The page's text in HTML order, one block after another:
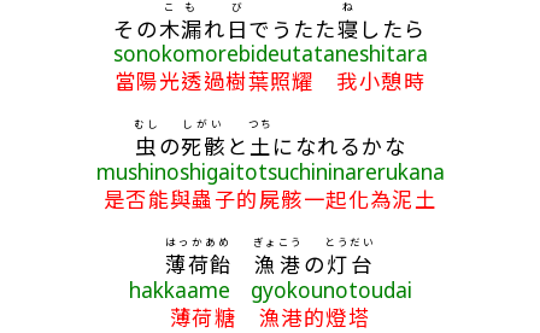
その木漏
こも
れ 日
び
でうたた寝
ね
したら
sonokomorebideutataneshitara
當陽光透過樹葉照耀 我小憩時
虫
むし
の死骸
しがい
と 土
つち
になれるかな
mushinoshigaitotsuchininarerukana
是否能與蟲子的屍骸一起化為泥土
薄荷飴
はっかあめ
漁港
ぎょこう
の灯台
とうだい
hakkaame gyokounotoudai
薄荷糖 漁港的燈塔